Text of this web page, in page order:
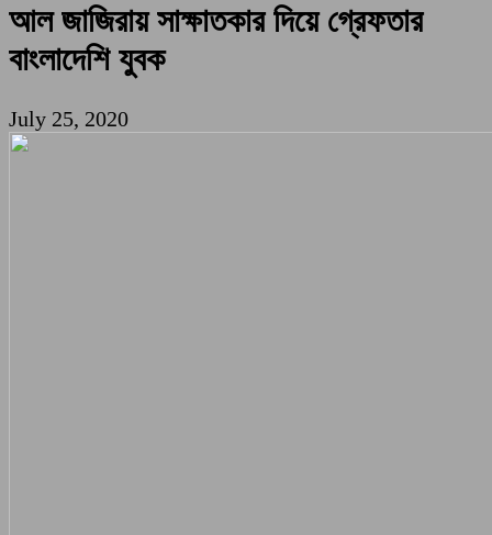
আল জাজিরায় সাক্ষাতকার দিয়ে গ্রেফতার
বাংলাদেশি যুবক
July 25, 2020